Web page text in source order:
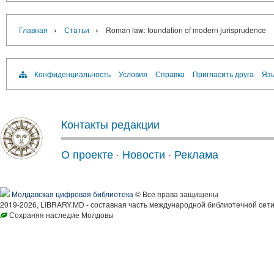
Главная › Статьи › Roman law: foundation of modern jurisprudence
Конфиденциальность Условия Справка Пригласить друга
Контакты редакции
О проекте · Новости · Реклама
Молдавская цифровая библиотека © Все права защищены
2019-2026, LIBRARY.MD - составная часть международной библиотечной
Сохраняя наследие Молдовы